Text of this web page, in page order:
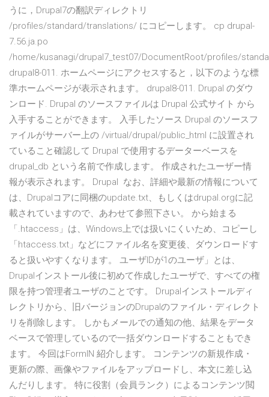
うに，Drupal7の翻訳ディレクトリ
/profiles/standard/translations/ にコピーします。 cp drupal-
7.56.ja.po
/home/kusanagi/drupal7_test07/DocumentRoot/profiles/
drupal8-011. ホームページにアクセスすると，以下のような標
準ホームページが表示されます。 drupal8-011. Drupal のダウ
ンロード. Drupal のソースファイルは Drupal 公式サイト から
入手することができます。 入手したソース Drupal のソースフ
ァイルがサーバー上の /virtual/drupal/public_html に設置され
ていること確認して Drupal で使用するデーターベースを
drupal_db という名前で作成します。 作成されたユーザー情
報が表示されます。 Drupal なお、詳細や最新の情報について
は、Drupalコアに同梱のupdate.txt、もしくはdrupal.orgに記
載されていますので、あわせて参照下さい。 から始まる
「.htaccess」は、Windows上では扱いにくいため、コピーし
「htaccess.txt」などにファイル名を変更後、ダウンロードす
ると扱いやすくなります。 ユーザIDが1のユーザ」とは、
Drupalインストール後に初めて作成したユーザで、すべての権
限を持つ管理者ユーザのことです。 Drupalインストールディ
レクトリから、旧バージョンのDrupalのファイル・ディレクト
リを削除します。 しかもメールでの通知の他、結果をデータ
ベースで管理しているので一括ダウンロードすることもでき
ます。 今回はFormIN 紹介します。 コンテンツの新規作成・
更新の際、画像やファイルをアップロードし、本文に差し込
んだりします。 特に役割（会員ランク）によるコンテンツ閲